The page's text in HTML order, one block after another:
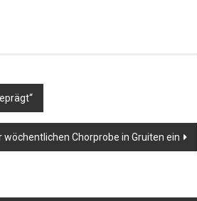
wöchentlichen Chorprobe in Gruiten ein